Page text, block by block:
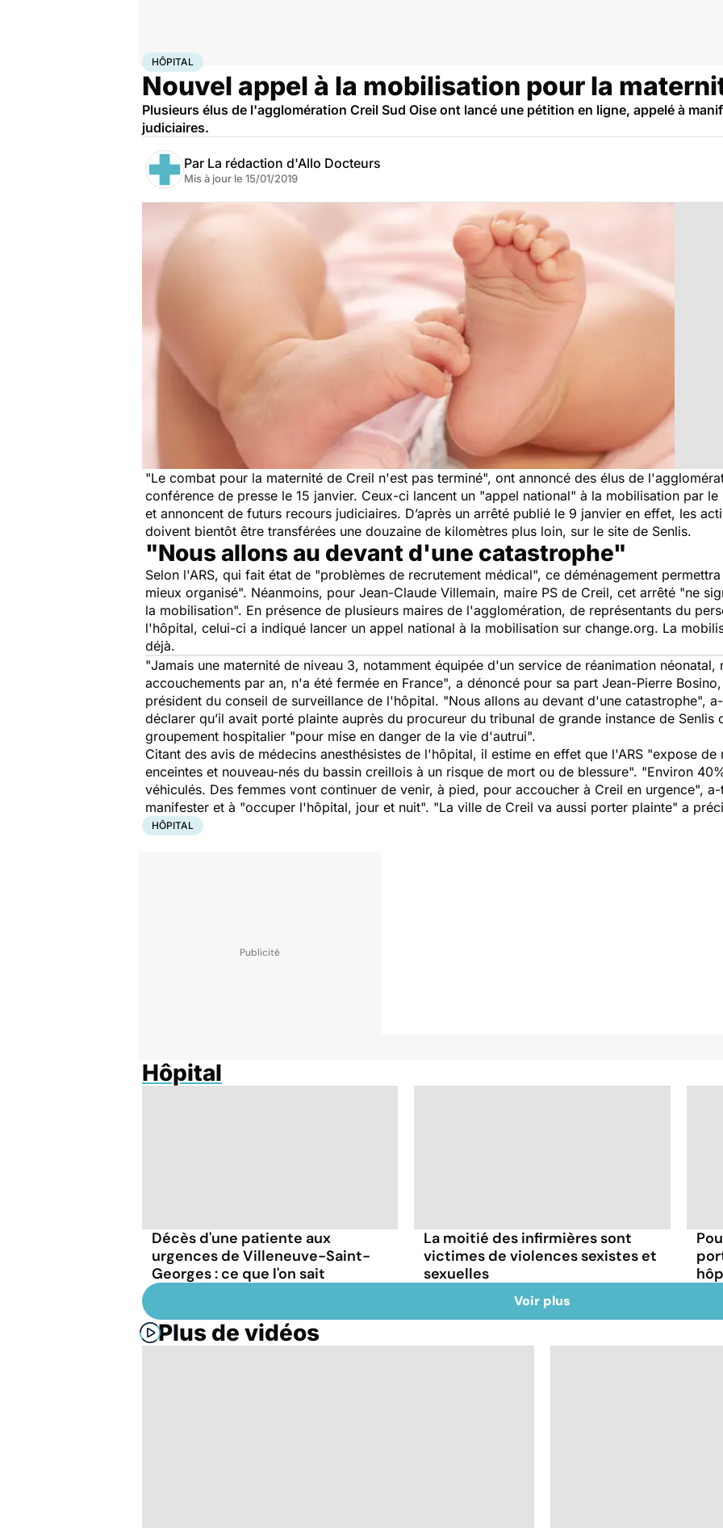
AccueilSantéSociété
HÔPITAL
Nouvel appel à la mobilisation pour la
Plusieurs élus de l'agglomération Creil Sud Oise ont lancé une pétition en ligne, appelé à
judiciaires.
Par La rédaction d'Allo Docteurs
Mis à jour le 15/01/2019
"Le combat pour la maternité de Creil n'est pas terminé", ont annoncé des élus de
conférence de presse le 15 janvier. Ceux-ci lancent un "appel national" à la mobilisation par le
et annoncent de futurs recours judiciaires. D’après un arrêté publié le 9 janvier en effet, les
doivent bientôt être transférées une douzaine de kilomètres plus loin, sur le site de Senlis.
"Nous allons au devant d'une catastrophe"
Selon l'ARS, qui fait état de "problèmes de recrutement médical", ce déménagement
mieux organisé". Néanmoins, pour Jean-Claude Villemain, maire PS de Creil, cet arrêté "ne
la mobilisation". En présence de plusieurs maires de l'agglomération, de représentants du
l'hôpital, celui-ci a indiqué lancer un appel national à la mobilisation sur change.org. La
déjà.
"Jamais une maternité de niveau 3, notamment équipée d'un service de réanimation
accouchements par an, n'a été fermée en France", a dénoncé pour sa part Jean-Pierre
président du conseil de surveillance de l'hôpital. "Nous allons au devant d'une catastrophe",
déclarer qu’il avait porté plainte auprès du procureur du tribunal de grande instance de Senlis
groupement hospitalier "pour mise en danger de la vie d'autrui".
Citant des avis de médecins anesthésistes de l'hôpital, il estime en effet que l'ARS "expose de
enceintes et nouveau-nés du bassin creillois à un risque de mort ou de blessure". "Environ
véhiculés. Des femmes vont continuer de venir, à pied, pour accoucher à Creil en urgence",
manifester et à "occuper l'hôpital, jour et nuit". "La ville de Creil va aussi porter plainte" a
HÔPITAL
Hôpital
Décès d'une patiente aux
urgences de Villeneuve-Saint-
Georges : ce que l'on sait
La moitié des infirmières sont
victimes de violences sexistes et
sexuelles
Voir plus
Plus de vidéos